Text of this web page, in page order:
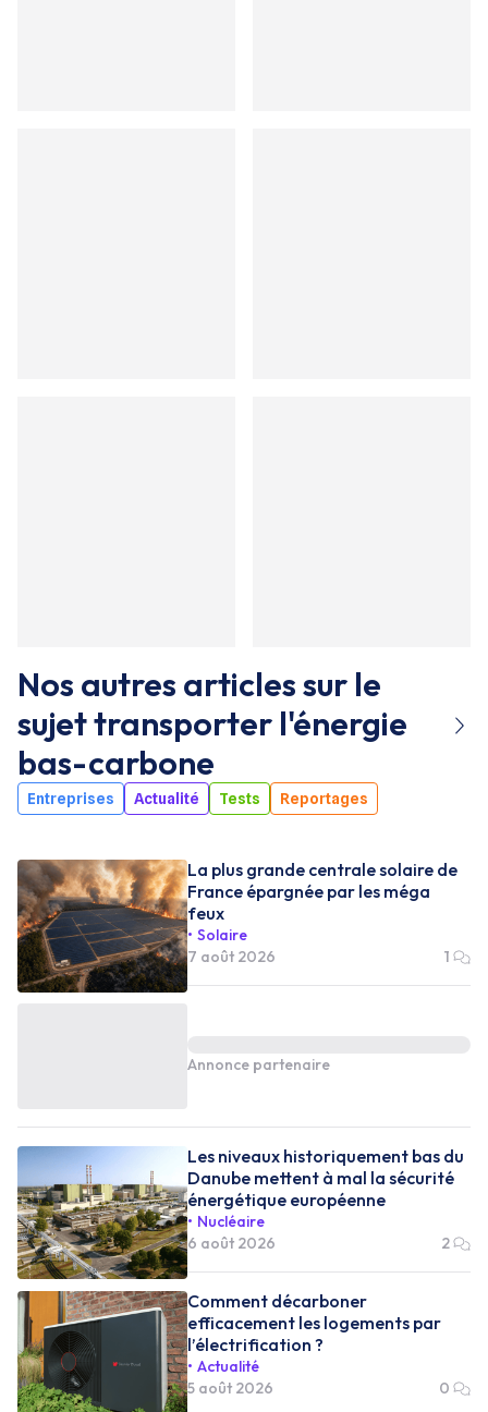
Nos autres articles sur le
sujettransporter l'énergie
bas-carbone
Entreprises Actualité Tests Reportages
La plus grande centrale solaire de
France épargnée par les méga
feux
Solaire
7 août 2026
1
Annonce partenaire
Les niveaux historiquement bas du
Danube mettent à mal la sécurité
énergétique européenne
Nucléaire
6 août 2026
2
Comment décarboner
efficacement les logements par
l’électrification ?
Actualité
5 août 2026
0